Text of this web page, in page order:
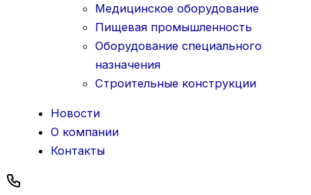
Медицинское оборудование
Пищевая промышленность
Оборудование специального
назначения
Строительные конструкции
Новости
О компании
Контакты